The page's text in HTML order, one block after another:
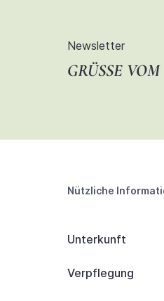
Newsletter
GRÜSSE
Nützliche
Unterkunft
Verpflegung